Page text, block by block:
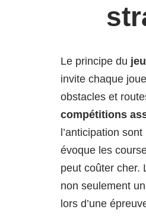
Le principe du
invite chaque
obstacles et
compétitions
l’anticipation
évoque les
peut coûter cher.
non seulement
lors d’une